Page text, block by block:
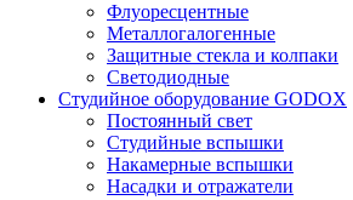
Флуоресцентные
Металлогалогенные
Защитные стекла и колпаки
Светодиодные
Студийное оборудование GODOX
Постоянный свет
Студийные вспышки
Накамерные вспышки
Насадки и отражатели